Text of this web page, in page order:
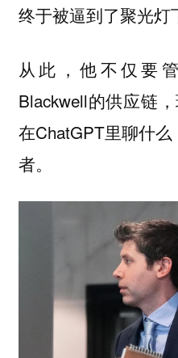
终于被逼到了聚光灯
从此，他不仅要
Blackwell的供应链
在ChatGPT里聊什
者。